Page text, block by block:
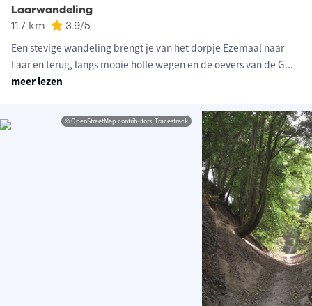
Laarwandeling
11.7 km 3.9/5
Een stevige wandeling brengt je van het dorpje Ezemaal naar
Laar en terug, langs mooie holle wegen en de oevers van de G...
meer lezen
© OpenStreetMap contributors, Tracestrack